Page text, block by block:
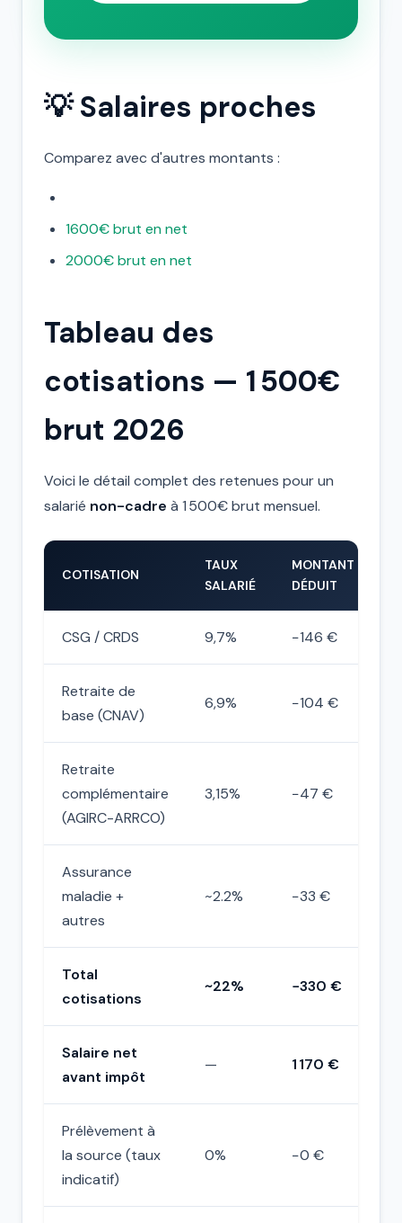
💡 Salaires proches
Comparez avec d'autres montants :
1600€ brut en net
2000€ brut en net
Tableau des
cotisations — 1 500€
brut 2026
Voici le détail complet des retenues pour un
salarié non-cadre à 1 500€ brut mensuel.
COTISATION
TAUX
SALARIÉ
MONTANT
DÉDUIT
CSG / CRDS 9,7% −146 €
Retraite de
base (CNAV)
6,9% −104 €
Retraite
complémentaire
(AGIRC-ARRCO)
3,15% −47 €
Assurance
maladie +
autres
~2.2% −33 €
Total
cotisations
~22% −330 €
Salaire net
avant impôt
— 1 170 €
Prélèvement à
la source (taux
indicatif)
0% −0 €